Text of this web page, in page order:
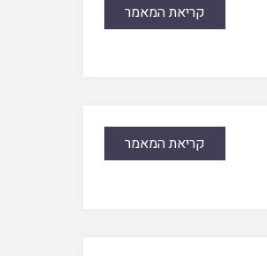
קריאת המאמר
קריאת המאמר